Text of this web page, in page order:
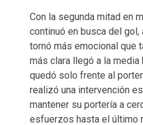
Con la segunda mitad en
continuó en busca del
tornó más emocional que
más clara llegó a la media
quedó solo frente al
realizó una intervención
mantener su portería a
esfuerzos hasta el último